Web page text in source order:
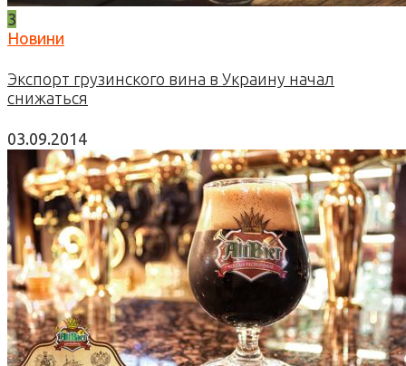
3
Новини
Экспорт грузинского вина в Украину начал
снижаться
03.09.2014